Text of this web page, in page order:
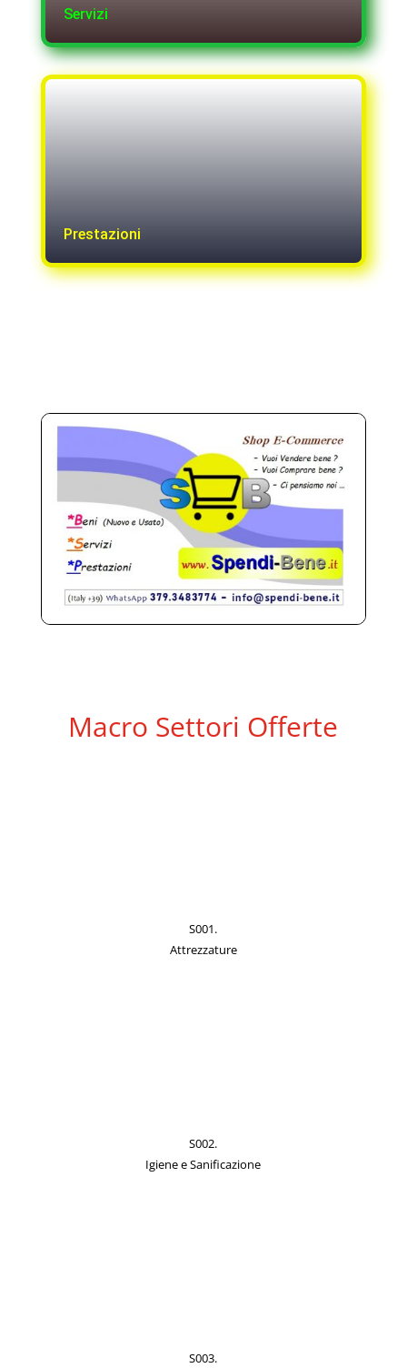
Servizi
Prestazioni
Macro Settori Offerte
S001.
Attrezzature
S002.
Igiene e Sanificazione
S003.